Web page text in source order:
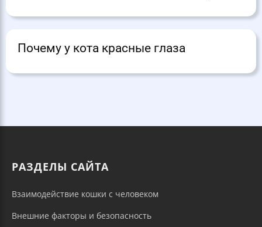
Почему у кота красные глаза
РАЗДЕЛЫ САЙТА
Взаимодействие кошки с человеком
Внешние факторы и безопасность